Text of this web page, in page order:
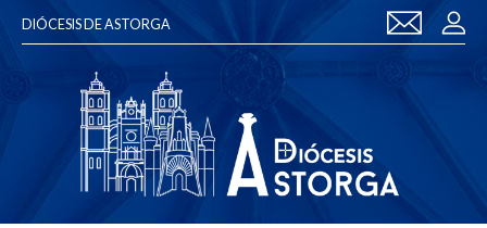
DIÓCESIS DE ASTORGA